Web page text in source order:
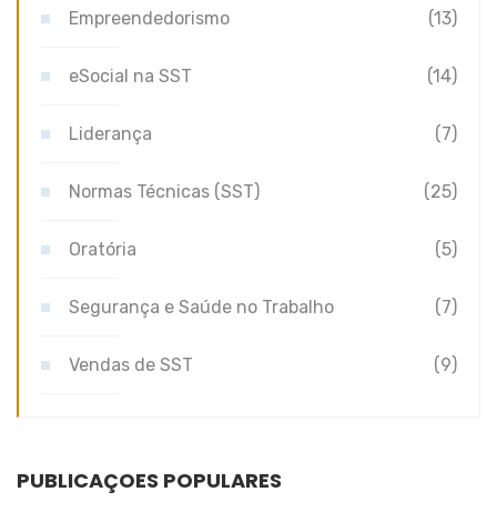
Empreendedorismo (13)
eSocial na SST (14)
Liderança (7)
Normas Técnicas (SST) (25)
Oratória (5)
Segurança e Saúde no Trabalho (7)
Vendas de SST (9)
PUBLICAÇÕES POPULARES